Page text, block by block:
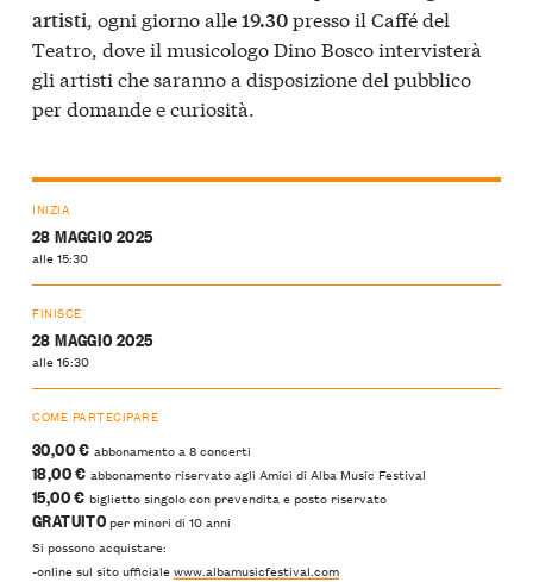
artisti , ogni giorno alle19.30presso il Caffé del
Teatro, dove il musicologo Dino Bosco intervisterà
gli artisti che saranno a disposizione del pubblico
per domande e curiosità.
INIZIA
28 MAGGIO 2025
alle 15:30
FINISCE
28 MAGGIO 2025
alle 16:30
COME PARTECIPARE
30,00€ abbonamento a 8 concerti
18,00 € abbonamento riservato agli Amici di Alba Music Festival
15,00 € biglietto singolo con prevendita e posto riservato
GRATUITOper minori di 10 anni
Si possono acquistare:
-online sul sito ufficialewww.albamusicfestival.com